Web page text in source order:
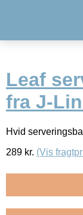
Leaf
fra J-
Hvid
289 kr. (Vis